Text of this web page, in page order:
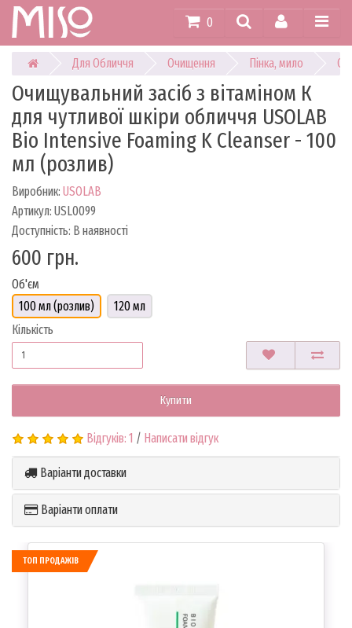
0
Для Обличчя Очищення Пінка, мило
Очищувальний засіб з вітаміном К
для чутливої шкіри обличчя USOLAB
Bio Intensive Foaming K Cleanser - 100
мл (розлив)
Виробник: USOLAB
Артикул: USL0099
Доступність: В наявності
600 грн.
Об'єм
100 мл (розлив)
120 мл
Кількість
Купити
Відгуків: 1 / Написати відгук
Варіанти доставки
Варіанти оплати
ТОП ПРОДАЖІВ